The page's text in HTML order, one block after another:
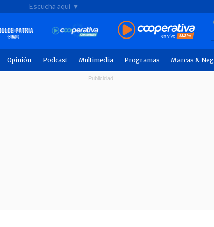
Escucha aquí ▼
Opinión Podcast Multimedia Programas Marcas &